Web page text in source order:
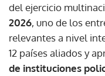
del ejercicio
2026, uno de los
relevantes a nivel
12 países aliados y
de instituciones